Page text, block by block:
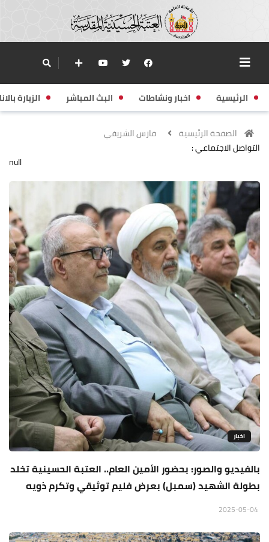
الرئيسية اخبار ونشاطات البث المباشر الزيارة
الصفحة الرئيسية
فارس الشريفي
التواصل الاجتماعي :
null
اخبار
بالفيديو والصور: بحضور الأمين العام.. العتبة الحسينية تخلد
بطولة الشهيد (سمبل) بعرض فليم توثيقي وتكرم ذويه